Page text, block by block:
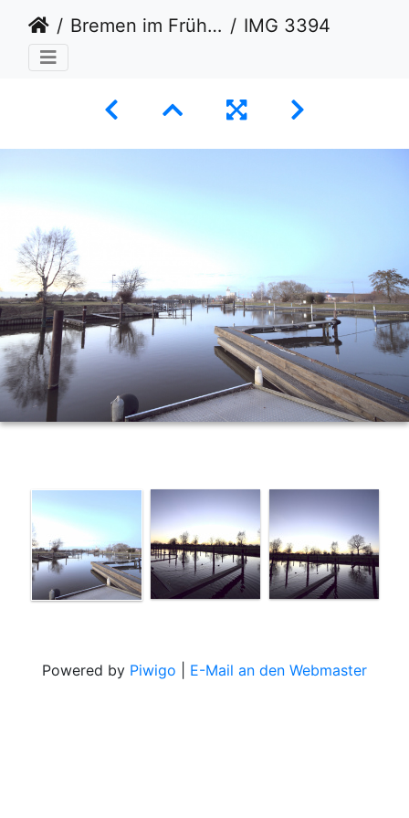
Bremen im Frühling IMG 3394
Powered by Piwigo E-Mail an den Webmaster